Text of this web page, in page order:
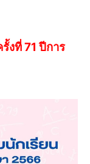
งที่ 71 ปีการ